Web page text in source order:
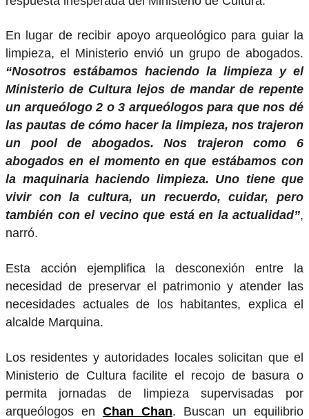
En lugar de recibir apoyo arqueológico para guiar la
limpieza, el Ministerio envió un grupo de abogados.
“Nosotros estábamos haciendo la limpieza y el
Ministerio de Cultura lejos de mandar de repente
un arqueólogo 2 o 3 arqueólogos para que nos dé
las pautas de cómo hacer la limpieza, nos trajeron
un pool de abogados. Nos trajeron como 6
abogados en el momento en que estábamos con
la maquinaria haciendo limpieza. Uno tiene que
vivir con la cultura, un recuerdo, cuidar, pero
también con el vecino que está en la actualidad”,
narró.
Esta acción ejemplifica la desconexión entre la
necesidad de preservar el patrimonio y atender las
necesidades actuales de los habitantes, explica el
alcalde Marquina.
Los residentes y autoridades locales solicitan que el
Ministerio de Cultura facilite el recojo de basura o
permita jornadas de limpieza supervisadas por
arqueólogos en Chan Chan. Buscan un equilibrio